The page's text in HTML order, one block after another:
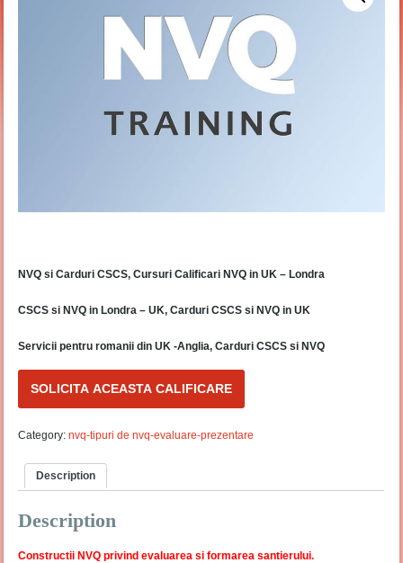
NVQ si Carduri CSCS, Cursuri Calificari NVQ in UK – Londra
CSCS si NVQ in Londra – UK, Carduri CSCS si NVQ in UK
Servicii pentru romanii din UK -Anglia, Carduri CSCS si NVQ
SOLICITA ACEASTA CALIFICARE
Category:nvq-tipuri de nvq-evaluare-prezentare
Description
Description
Constructii NVQ privind evaluarea si formarea santierului.